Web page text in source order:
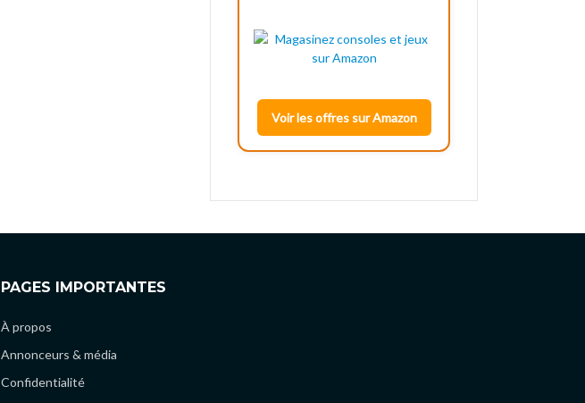
Voir les offres sur Amazon
PAGES IMPORTANTES
À propos
Annonceurs & média
Confidentialité